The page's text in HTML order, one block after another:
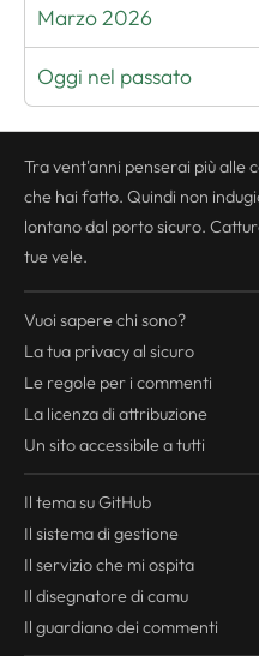
Marzo 2026
Oggi nel passato
Tra vent'anni penserai più alle
che hai fatto. Quindi non
lontano dal porto sicuro.
tue vele.
Vuoi sapere chi sono?
La tua privacyal sicuro
Le regole per i commenti
La licenza di attribuzione
Un sito accessibile a tutti
Il tema su GitHub
Il sistema di gestione
Il servizio che mi ospita
Il disegnatore di camu
Il guardiano dei commenti